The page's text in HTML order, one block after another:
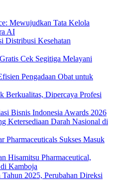
Mewujudkan Tata Kelola
AI
Distribusi Kesehatan
Cek Segitiga Melayani
Pengadaan Obat untuk
Berkualitas, Dipercaya Profesi
Bisnis Indonesia Awards 2026
Ketersediaan Darah Nasional di
Pharmaceuticals Sukses Masuk
Hisamitsu Pharmaceutical,
Kamboja
2025, Perubahan Direksi